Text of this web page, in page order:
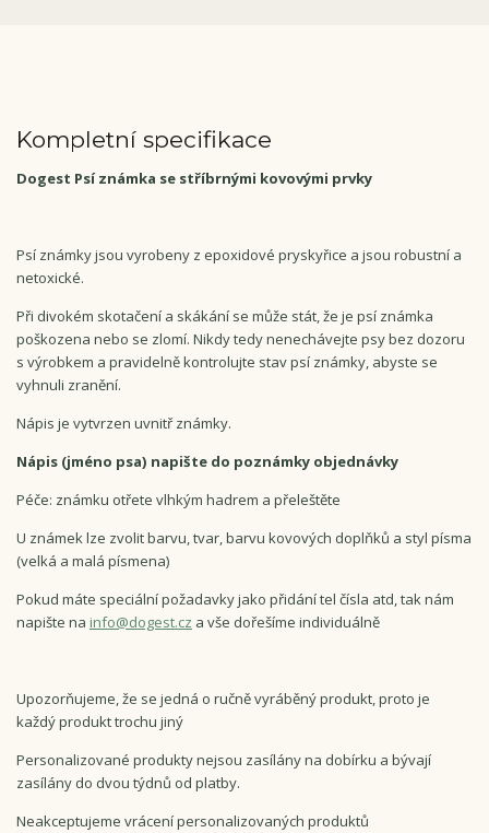
Kompletní specifikace
Dogest Psí známka se stříbrnými kovovými prvky
Psí známky jsou vyrobeny z epoxidové pryskyřice a jsou robustní a
netoxické.
Při divokém skotačení a skákání se může stát, že je psí známka
poškozena nebo se zlomí. Nikdy tedy nenechávejte psy bez dozoru
s výrobkem a pravidelně kontrolujte stav psí známky, abyste se
vyhnuli zranění.
Nápis je vytvrzen uvnitř známky.
Nápis (jméno psa) napište do poznámky objednávky
Péče: známku otřete vlhkým hadrem a přeleštěte
U známek lze zvolit barvu, tvar, barvu kovových doplňků a styl písma
(velká a malá písmena)
Pokud máte speciální požadavky jako přidání tel čísla atd, tak nám
napište na info@dogest.cz a vše dořešíme individuálně
Upozorňujeme, že se jedná o ručně vyráběný produkt, proto je
každý produkt trochu jiný
Personalizované produkty nejsou zasílány na dobírku a bývají
zasílány do dvou týdnů od platby.
Neakceptujeme vrácení personalizovaných produktů